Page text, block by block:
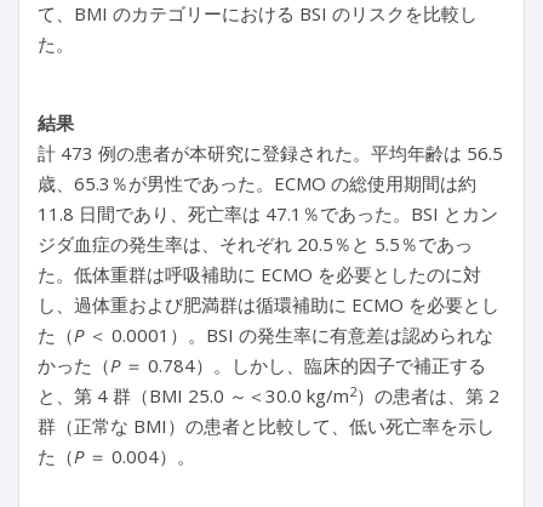
て、BMI のカテゴリーにおける BSI のリスクを比較し
た。
結果
計 473 例の患者が本研究に登録された。平均年齢は 56.5
歳、65.3％が男性であった。ECMO の総使用期間は約
11.8 日間であり、死亡率は 47.1％であった。BSI とカン
ジダ血症の発生率は、それぞれ 20.5％と 5.5％であっ
た。低体重群は呼吸補助に ECMO を必要としたのに対
し、過体重および肥満群は循環補助に ECMO を必要とし
た（P＜ 0.0001）。BSI の発生率に有意差は認められな
かった（P＝ 0.784）。しかし、臨床的因子で補正する
と、第 4 群（BMI 25.0 ～＜30.0 kg/m2）の患者は、第 2
群（正常な BMI）の患者と比較して、低い死亡率を示し
た（P＝ 0.004）。